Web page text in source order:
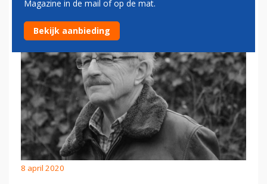
BOCHTSTRAAL GEVAARLIJK?
8 april 2020
Magazine in de mail of op de mat.
Bekijk aanbieding